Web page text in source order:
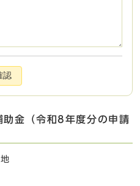
認
金（令和8年度分の申請